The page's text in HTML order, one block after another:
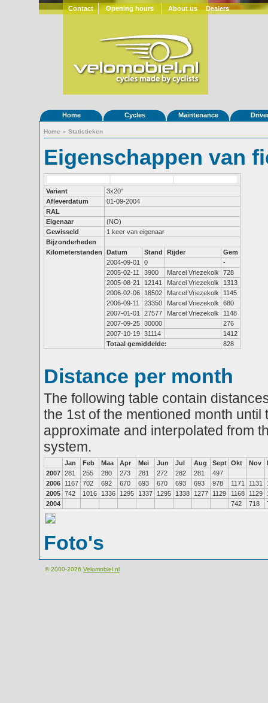
Contact Opening hours About us Dealers
Home Cycles Maintenance
Home » Statistieken
Eigenschappen van
Variant
3x20"
Afleverdatum
01-09-2004
RAL
Eigenaar
(NO)
Gewisseld
1 keer van eigenaar
Bijzonderheden
Kilometerstanden
Datum Stand Rijder
Gem
2004-09-01
0
-
2005-02-11
3900 Marcel Vriezekolk
728
2005-08-21
12141 Marcel Vriezekolk
1313
2006-02-06
18502 Marcel Vriezekolk
1145
2006-09-11
23350 Marcel Vriezekolk
680
2007-01-01
27577 Marcel Vriezekolk
1148
2007-09-25 30000
276
2007-10-19 31114
1412
Totaal gemiddelde:
828
Distance per month
The following table contain
the 1st of the mentioned month
approximate and interpolated from
system.
Jan Feb Maa Apr Mei Jun Jul Aug Sept Okt Nov
2007 281 255 280 273 281 272 282 281
497
2006
1167 702 692 670 693 670 693 693 978 1171 1131
2005 742 1016 1336 1295 1337 1295 1338 1277 1129 1168 1129
2004
742 718
Foto's
© 2000-2026 Velomobiel.nl